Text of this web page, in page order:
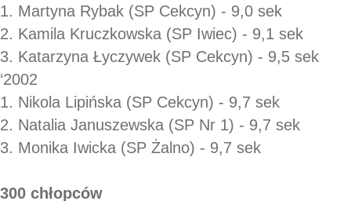
1. Martyna Rybak (SP Cekcyn) - 9,0 sek
2. Kamila Kruczkowska (SP Iwiec) - 9,1 sek
3. Katarzyna Łyczywek (SP Cekcyn) - 9,5 sek
‘2002
1. Nikola Lipińska (SP Cekcyn) - 9,7 sek
2. Natalia Januszewska (SP Nr 1) - 9,7 sek
3. Monika Iwicka (SP Żalno) - 9,7 sek
300 chłopców